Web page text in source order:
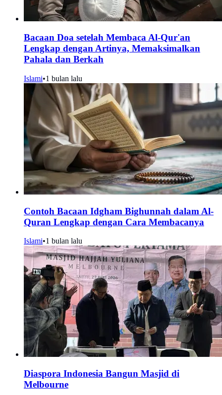
Bacaan Doa setelah Membaca Al-Qur'an
Lengkap dengan Artinya, Memaksimalkan
Pahala dan Berkah
Islami•1 bulan lalu
Contoh Bacaan Idgham Bighunnah dalam Al-
Quran Lengkap dengan Cara Membacanya
Islami•1 bulan lalu
Diaspora Indonesia Bangun Masjid di
Melbourne